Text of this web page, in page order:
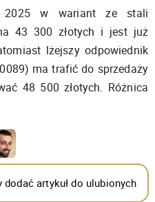
2025 w wariant ze stali
43 300 złotych i jest już
lżejszy odpowiednik
ma trafić do sprzedaży
48 500 złotych. Różnica
artykuł do ulubionych